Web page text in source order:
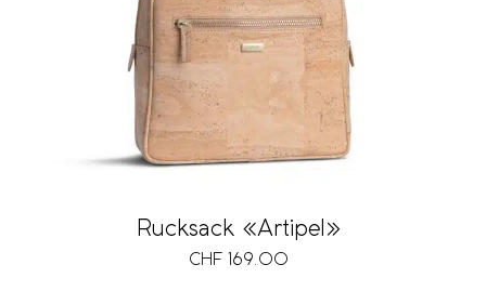
Rucksack «Artipel»
CHF 169.00